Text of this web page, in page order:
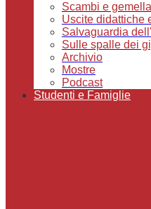
Scambi e
Uscite didattiche
Salvaguardia
Sulle spalle dei
Archivio
Mostre
Podcast
Studenti e Famiglie